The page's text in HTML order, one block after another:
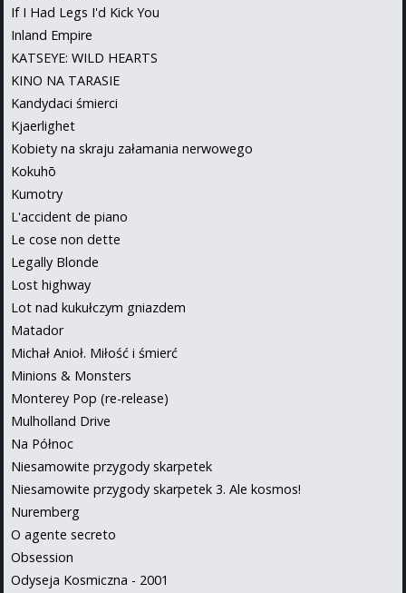
If I Had Legs I'd Kick You
Inland Empire
KATSEYE: WILD HEARTS
KINO NA TARASIE
Kandydaci śmierci
Kjaerlighet
Kobiety na skraju załamania nerwowego
Kokuhō
Kumotry
L'accident de piano
Le cose non dette
Legally Blonde
Lost highway
Lot nad kukułczym gniazdem
Matador
Michał Anioł. Miłość i śmierć
Minions & Monsters
Monterey Pop (re-release)
Mulholland Drive
Na Północ
Niesamowite przygody skarpetek
Niesamowite przygody skarpetek 3. Ale kosmos!
Nuremberg
O agente secreto
Obsession
Odyseja Kosmiczna - 2001